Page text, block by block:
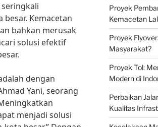
Kemacetan
bahkan merusak
solusi efektif
dengan
Yani, seorang
menjadi solusi
Proyek
Kemacetan
Proyek
Masyarakat?
Proyek Tol:
Modern di
Perbaikan
Kualitas